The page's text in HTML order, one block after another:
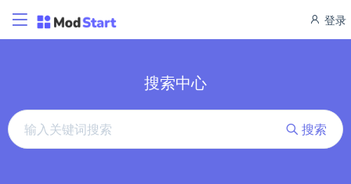
登录
搜索中心
搜索